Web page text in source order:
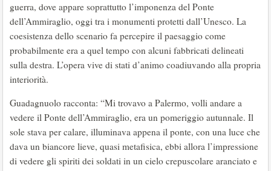
guerra, dove appare soprattutto l’imponenza del Ponte
dell’Ammiraglio, oggi tra i monumenti protetti dall’Unesco. La
coesistenza dello scenario fa percepire il paesaggio come
probabilmente era a quel tempo con alcuni fabbricati delineati
sulla destra. L’opera vive di stati d’animo coadiuvando alla propria
interiorità.
Guadagnuolo racconta: “Mi trovavo a Palermo, volli andare a
vedere il Ponte dell’Ammiraglio, era un pomeriggio autunnale. Il
sole stava per calare, illuminava appena il ponte, con una luce che
dava un biancore lieve, quasi metafisica, ebbi allora l’impressione
di vedere gli spiriti dei soldati in un cielo crepuscolare aranciato e